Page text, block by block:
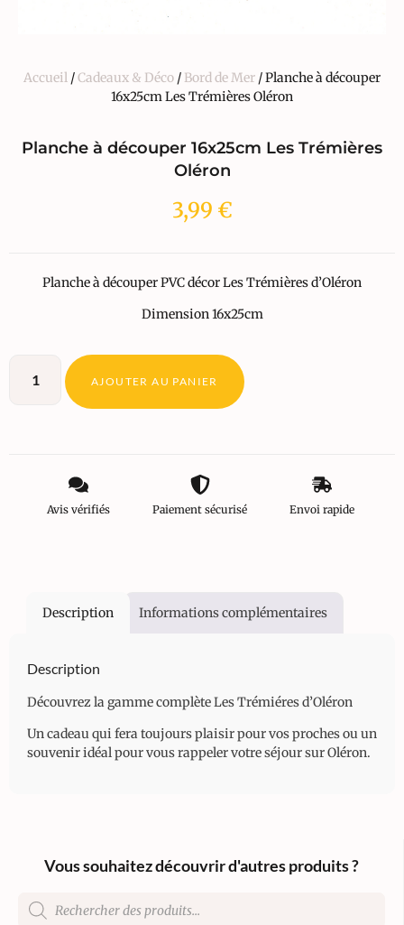
Accueil /Cadeaux & Déco / Bord de Mer / Planche à découper
16x25cm Les Trémières Oléron
Planche à découper 16x25cm Les Trémières
Oléron
3,99 €
Planche à découper PVC décor Les Trémières d’Oléron
Dimension 16x25cm
AJOUTER AU PANIER
Avis vérifiés Paiement sécurisé Envoi rapide
Description Informations complémentaires
Description
Découvrez la gamme complète Les Trémiéres d’Oléron
Un cadeau qui fera toujours plaisir pour vos proches ou un
souvenir idéal pour vous rappeler votre séjour sur Oléron.
Vous souhaitez découvrir d'autres produits ?